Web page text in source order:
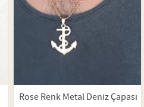
Rose Renk Metal Deniz Çapası